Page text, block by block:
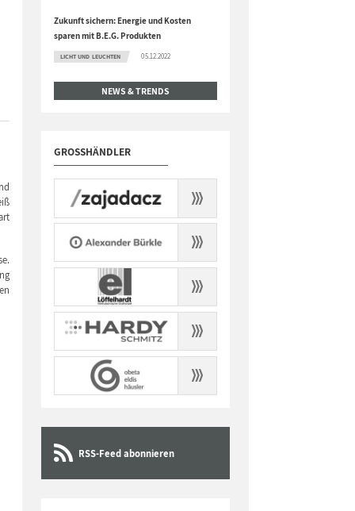
Zukunft sichern: Energie und Kosten
sparen mit B.E.G. Produkten
LICHT UND LEUCHTEN 05.12.2022
NEWS & TRENDS
GROSSHÄNDLER
RSS-Feed abonnieren